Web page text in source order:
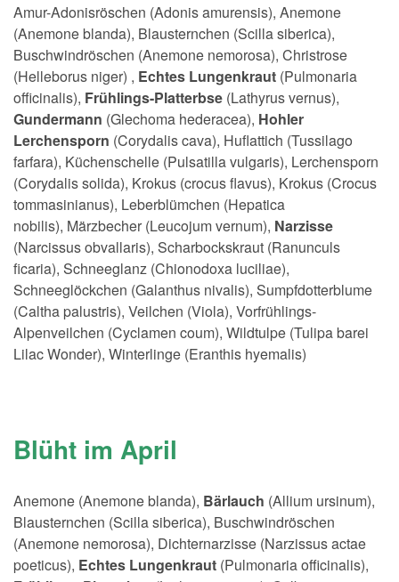
Amur-Adonisröschen (Adonis amurensis), Anemone
(Anemone blanda), Blausternchen (Scilla siberica),
Buschwindröschen (Anemone nemorosa), Christrose
(Helleborus niger) , Echtes Lungenkraut (Pulmonaria
officinalis), Frühlings-Platterbse (Lathyrus vernus),
Gundermann (Glechoma hederacea), Hohler
Lerchensporn (Corydalis cava), Huflattich (Tussilago
farfara), Küchenschelle (Pulsatilla vulgaris), Lerchensporn
(Corydalis solida), Krokus (crocus flavus), Krokus (Crocus
tommasinianus), Leberblümchen (Hepatica
nobilis), Märzbecher (Leucojum vernum), Narzisse
(Narcissus obvallaris), Scharbockskraut (Ranunculs
ficaria), Schneeglanz (Chionodoxa luciliae),
Schneeglöckchen (Galanthus nivalis), Sumpfdotterblume
(Caltha palustris), Veilchen (Viola), Vorfrühlings-
Alpenveilchen (Cyclamen coum), Wildtulpe (Tulipa barei
Lilac Wonder), Winterlinge (Eranthis hyemalis)
Blüht im April
Anemone (Anemone blanda), Bärlauch (Allium ursinum),
Blausternchen (Scilla siberica), Buschwindröschen
(Anemone nemorosa), Dichternarzisse (Narzissus actae
poeticus), Echtes Lungenkraut (Pulmonaria officinalis),